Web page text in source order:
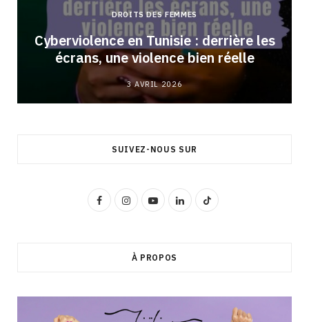
DROITS DES FEMMES
Cyberviolence en Tunisie : derrière les
écrans, une violence bien réelle
3 AVRIL 2026
SUIVEZ-NOUS SUR
F
b
o
I
a
Y
u
b
L
e
d
T
o
À PROPOS